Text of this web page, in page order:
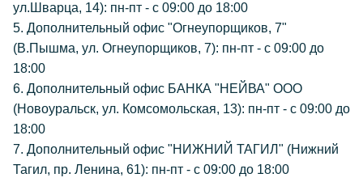
ул.Шварца, 14): пн-пт - с 09:00 до 18:00
5. Дополнительный офис "Огнеупорщиков, 7"
(В.Пышма, ул. Огнеупорщиков, 7): пн-пт - с 09:00 до
18:00
6. Дополнительный офис БАНКА "НЕЙВА" ООО
(Новоуральск, ул. Комсомольская, 13): пн-пт - с 09:00 до
18:00
7. Дополнительный офис "НИЖНИЙ ТАГИЛ" (Нижний
Тагил, пр. Ленина, 61): пн-пт - с 09:00 до 18:00